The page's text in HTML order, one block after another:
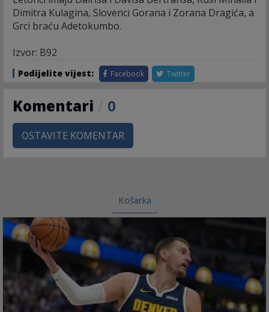
Dimitra Kulagina, Slovenci Gorana i Zorana Dragića, a
Grci braću Adetokumbo.
Izvor: B92
Podijelite vijest: Facebook Twitter
Komentari 0
OSTAVITE KOMENTAR
Košarka